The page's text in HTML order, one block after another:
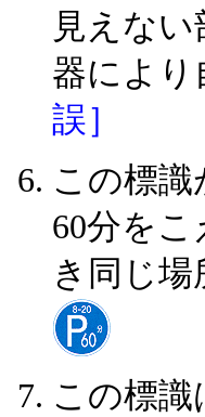
見えな
器によ
誤］
この標
60分を
き同じ
この標識